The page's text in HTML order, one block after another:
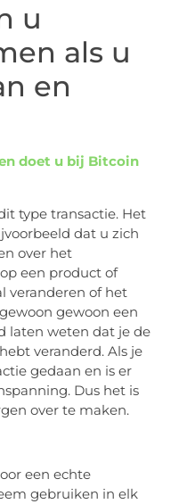
u
als u
en
doet u bij Bitcoin
type transactie. Het
dat u zich
over het
een product of
veranderen of het
gewoon een
laten weten dat je de
veranderd. Als je
gedaan en is er
Dus het is
over te maken.
een echte
gebruiken in elk